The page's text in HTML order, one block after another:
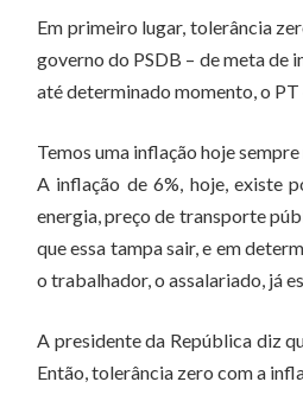
Em primeiro lugar, tolerância
governo do PSDB – de meta de
até determinado momento, o
Temos uma inflação hoje
A inflação de 6%, hoje, existe
energia, preço de transporte
que essa tampa sair, e em
o trabalhador, o assalariado, já
A presidente da República diz
Então, tolerância zero com a